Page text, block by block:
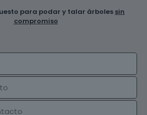
para podar y talar árboles sin
compromiso